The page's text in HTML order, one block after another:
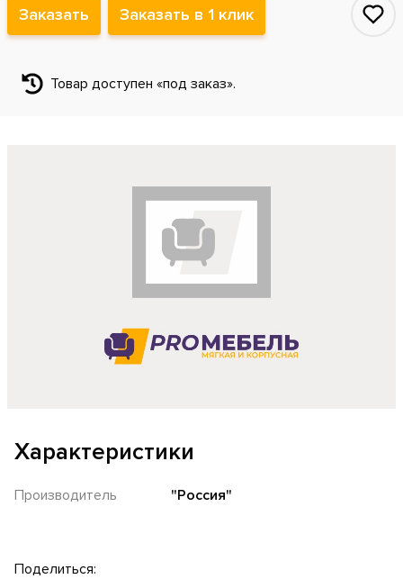
Заказать Заказать в 1 клик
Товар доступен «под заказ».
Характеристики
Производитель "Россия"
Поделиться: